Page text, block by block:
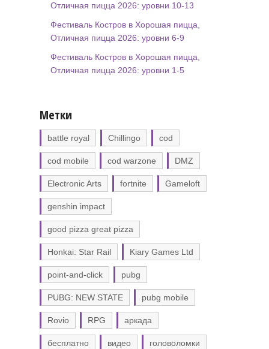
Отличная пицца 2026: уровни 10-13
Фестиваль Костров в Хорошая пицца,
Отличная пицца 2026: уровни 6-9
Фестиваль Костров в Хорошая пицца,
Отличная пицца 2026: уровни 1-5
Метки
battle royal Chillingo cod
cod mobile cod warzone DMZ
Electronic Arts fortnite Gameloft
genshin impact
good pizza great pizza
Honkai: Star Rail Kiary Games Ltd
point-and-click pubg
PUBG: NEW STATE pubg mobile
Rovio RPG аркада
бесплатно видео головоломки